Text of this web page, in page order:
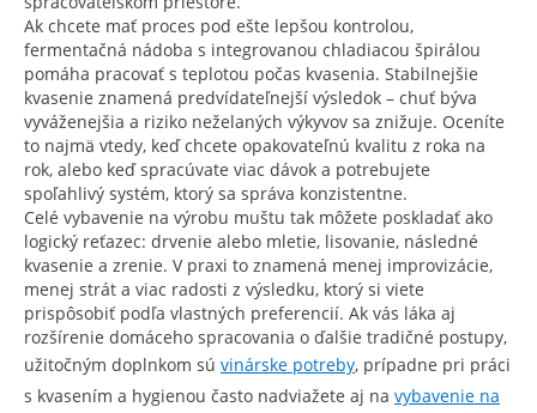
Ak chcete mať proces pod ešte lepšou kontrolou,
fermentačná nádoba s integrovanou chladiacou špirálou
pomáha pracovať s teplotou počas kvasenia. Stabilnejšie
kvasenie znamená predvídateľnejší výsledok – chuť býva
vyváženejšia a riziko neželaných výkyvov sa znižuje. Oceníte
to najmä vtedy, keď chcete opakovateľnú kvalitu z roka na
rok, alebo keď spracúvate viac dávok a potrebujete
spoľahlivý systém, ktorý sa správa konzistentne.
Celé vybavenie na výrobu muštu tak môžete poskladať ako
logický reťazec: drvenie alebo mletie, lisovanie, následné
kvasenie a zrenie. V praxi to znamená menej improvizácie,
menej strát a viac radosti z výsledku, ktorý si viete
prispôsobiť podľa vlastných preferencií. Ak vás láka aj
rozšírenie domáceho spracovania o ďalšie tradičné postupy,
užitočným doplnkom sú vinárske potreby, prípadne pri práci
s kvasením a hygienou často nadviažete aj na vybavenie na